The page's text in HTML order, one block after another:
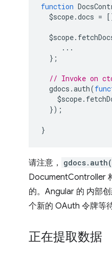
function
$scope.docs =
$scope.
...
};
// Invoke on
gdocs .auth(
$scope.
});
}
请注意，
DocumentController
的。Angular 的 内部
个新的 OAuth 令牌等
正在提取数据